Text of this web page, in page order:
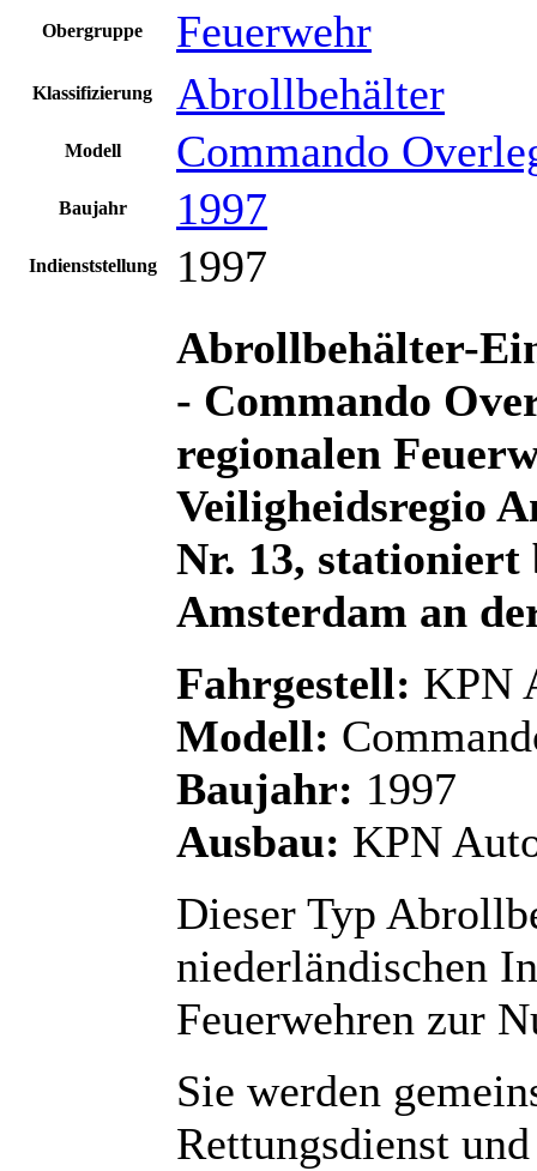
Obergruppe Feuerwehr
Klassifizierung Abrollbehälter
Modell Commando
Baujahr 1997
Indienststellung
1997
Abrollbehälter-
- Commando
regionalen
Veiligheidsregio
Nr. 13, stationiert
Amsterdam an
Fahrgestell: KPN
Modell:
Baujahr: 1997
Ausbau: KPN
Dieser Typ
niederländischen
Feuerwehren zur
Sie werden
Rettungsdienst